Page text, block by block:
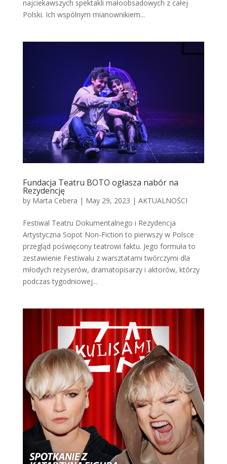
najciekawszych spektakli małoobsadowych z całej
Polski. Ich wspólnym mianownikiem...
Fundacja Teatru BOTO ogłasza nabór na
Rezydencję
by Marta Cebera | May 29, 2023 | AKTUALNOŚCI
Festiwal Teatru Dokumentalnego i Rezydencja
Artystyczna Sopot Non-Fiction to pierwszy w Polsce
przegląd poświęcony teatrowi faktu. Jego formuła to
zestawienie Festiwalu z warsztatami twórczymi dla
młodych reżyserów, dramatopisarzy i aktorów, którzy
podczas tygodniowej...